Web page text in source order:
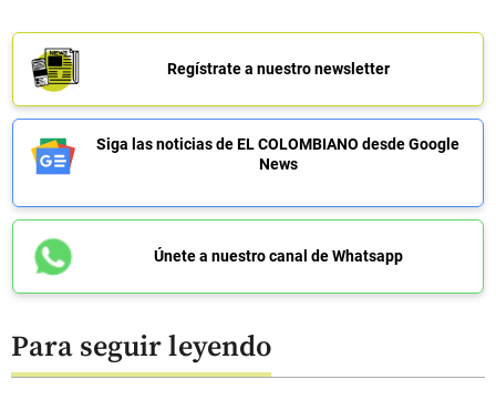
Regístrate a nuestro newsletter
Siga las noticias de EL COLOMBIANO desde Google
News
Únete a nuestro canal de Whatsapp
Para seguir leyendo